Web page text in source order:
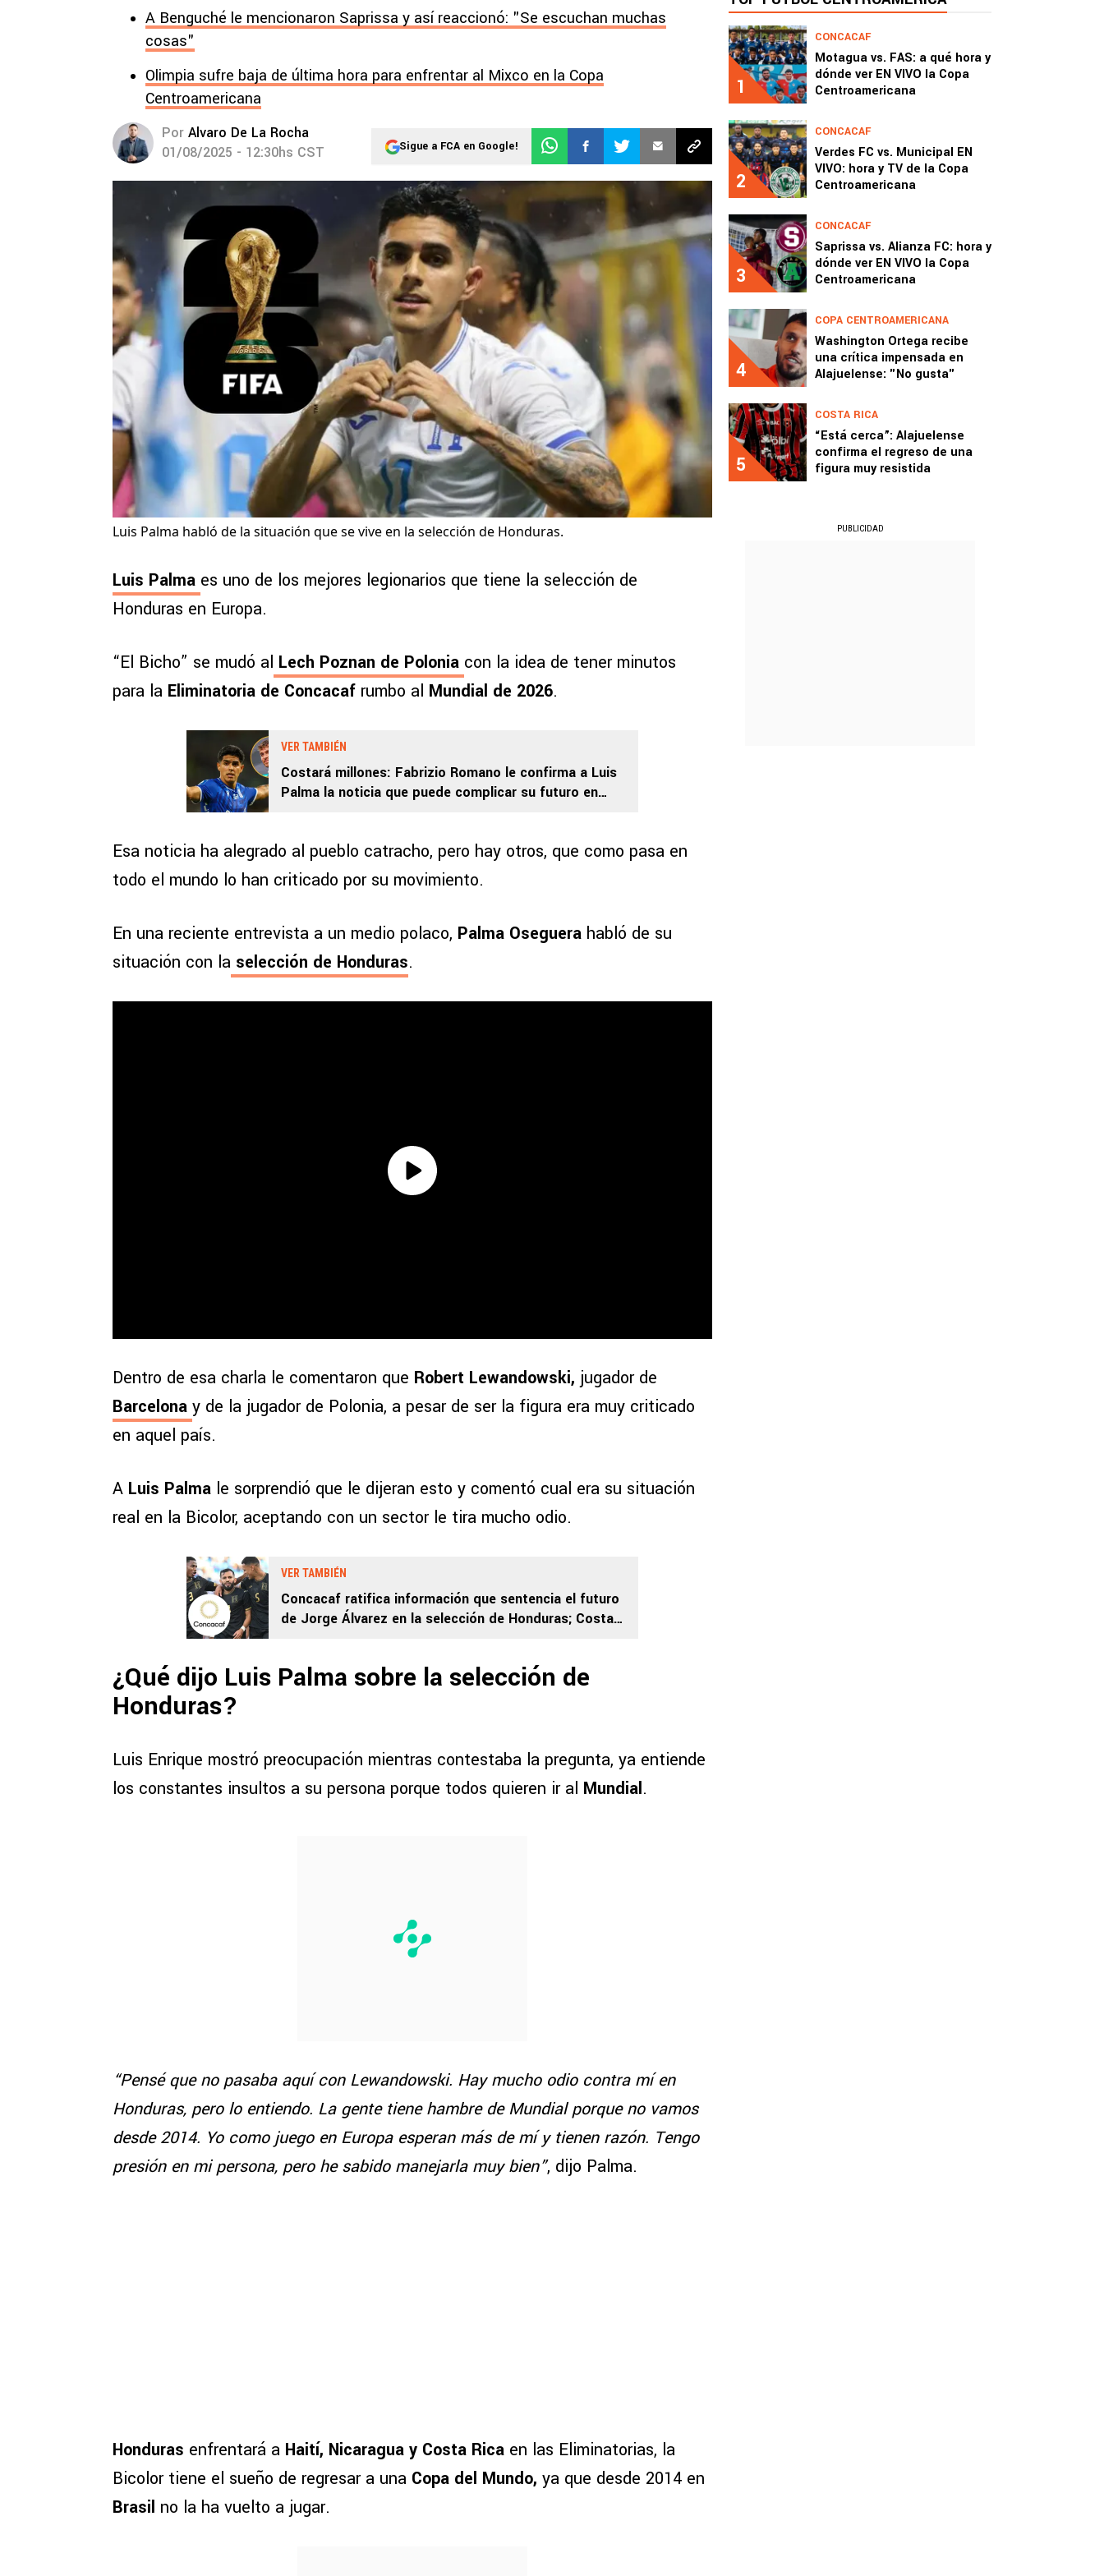
A Benguché le mencionaron Saprissa y así reaccionó: "Se escuchan muchas
cosas"
Olimpia sufre baja de última hora para enfrentar al Mixco en la Copa
Centroamericana
Por Alvaro De La Rocha
01/08/2025 - 12:30hs CST
Sigue a FCA en Google!
Luis Palma habló de la situación que se vive en la selección de Honduras.
Luis Palma es uno de los mejores legionarios que tiene la selección de
Honduras en Europa.
“El Bicho” se mudó al Lech Poznan de Polonia con la idea de tener minutos
para la Eliminatoria de Concacaf rumbo al Mundial de 2026.
VER TAMBIÉN
Costará millones: Fabrizio Romano le confirma a Luis
Palma la noticia que puede complicar su futuro en
Esa noticia ha alegrado al pueblo catracho, pero hay otros, que como pasa en
todo el mundo lo han criticado por su movimiento.
En una reciente entrevista a un medio polaco, Palma Oseguera habló de su
situación con la selección de Honduras.
Dentro de esa charla le comentaron que Robert Lewandowski, jugador de
Barcelona y de la jugador de Polonia, a pesar de ser la figura era muy criticado
en aquel país.
A Luis Palma le sorprendió que le dijeran esto y comentó cual era su situación
real en la Bicolor, aceptando con un sector le tira mucho odio.
VER TAMBIÉN
Concacaf ratifica información que sentencia el futuro
de Jorge Álvarez en la selección de Honduras; Costa
¿Qué dijo Luis Palma sobre la selección de
Honduras?
Luis Enrique mostró preocupación mientras contestaba la pregunta, ya entiende
los constantes insultos a su persona porque todos quieren ir al Mundial.
“Pensé que no pasaba aquí con Lewandowski. Hay mucho odio contra mí en
Honduras, pero lo entiendo. La gente tiene hambre de Mundial porque no vamos
desde 2014. Yo como juego en Europa esperan más de mí y tienen razón. Tengo
presión en mi persona, pero he sabido manejarla muy bien”, dijo Palma.
Honduras enfrentará a Haití, Nicaragua y Costa Rica en las Eliminatorias, la
Bicolor tiene el sueño de regresar a una Copa del Mundo, ya que desde 2014 en
Brasil no la ha vuelto a jugar.
1
CONCACAF
Motagua vs. FAS: a qué hora y
dónde ver EN VIVO la Copa
Centroamericana
2
CONCACAF
Verdes FC vs. Municipal EN
VIVO: hora y TV de la Copa
Centroamericana
3
CONCACAF
Saprissa vs. Alianza FC: hora y
dónde ver EN VIVO la Copa
Centroamericana
4
COPA CENTROAMERICANA
Washington Ortega recibe
una crítica impensada en
Alajuelense: "No gusta"
5
COSTA RICA
“Está cerca”: Alajuelense
confirma el regreso de una
figura muy resistida
PUBLICIDAD